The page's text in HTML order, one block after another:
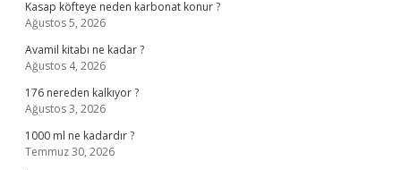
Kasap köfteye neden karbonat konur ?
Ağustos 5, 2026
Avamil kitabı ne kadar ?
Ağustos 4, 2026
176 nereden kalkıyor ?
Ağustos 3, 2026
1000 ml ne kadardır ?
Temmuz 30, 2026